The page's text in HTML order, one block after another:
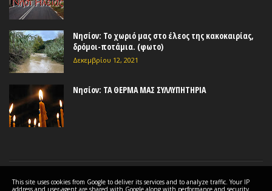
Νησίον: Το χωριό μας στο έλεος της κακοκαιρίας,
δρόμοι-ποτάμια. (φωτο)
Δεκεμβρίου 12, 2021
Νησίον: ΤΑ ΘΕΡΜΑ ΜΑΣ ΣΥΛΛΥΠΗΤΗΡΙΑ
COPYRIGHT ©2026 Nisi - Maliki Station
This site uses cookies from Google to deliver its services and to analyze traffic. Your IP
address and user-agent are shared with Google along with performance and security